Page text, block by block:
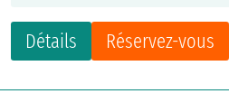
Détails Réservez-vous